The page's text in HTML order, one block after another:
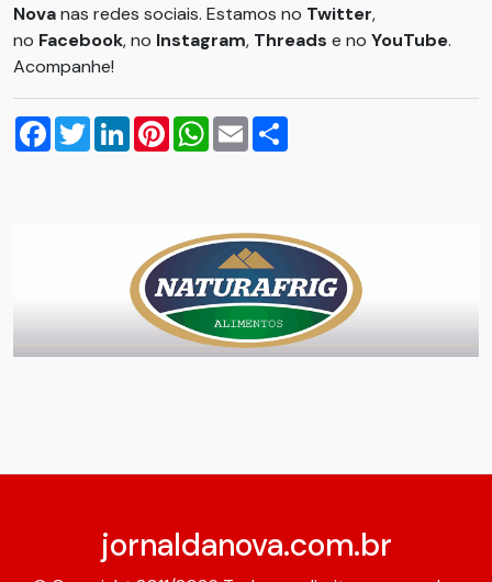
Novanas redes sociais. Estamos no Twitter,
no Facebook, no Instagram, Threads e no YouTube.
Acompanhe!
Facebook
TwitterLinkedInPinterestWhatsApp
Email
jornaldanova.com.br